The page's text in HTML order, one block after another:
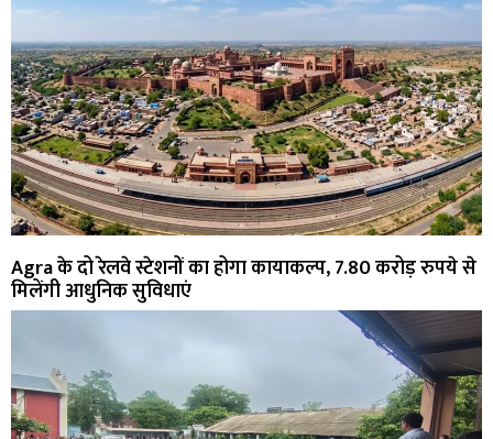
Agra के दो रेलवे स्टेशनों का होगा कायाकल्प, 7.80 करोड़ रुपये से
मिलेंगी आधुनिक सुविधाएं